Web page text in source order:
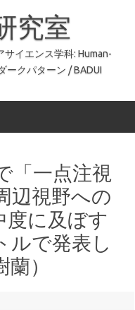
究室
イエンス学科: Human-
ークパターン / BADUI
「一点注視
辺視野への
度に及ぼす
ルで発表し
）